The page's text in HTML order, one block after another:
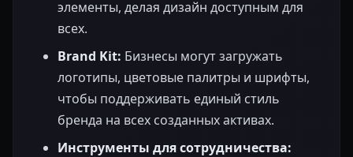
элементы, делая дизайн доступным для
всех.
Brand Kit: Бизнесы могут загружать
логотипы, цветовые палитры и шрифты,
чтобы поддерживать единый стиль
бренда на всех созданных активах.
Инструменты для сотрудничества: